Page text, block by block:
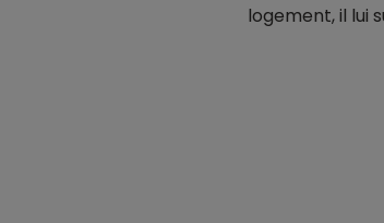
logement, il lui